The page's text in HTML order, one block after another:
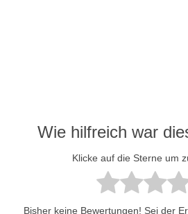
Wie hilfreich war
Klicke auf die Sterne um
Bisher keine Bewertungen! Sei der